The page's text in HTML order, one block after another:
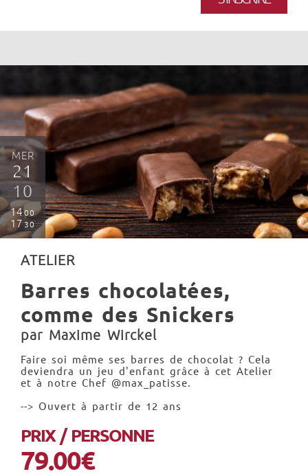
MER
21
10
1400
1730
ATELIER
Barres chocolatées,
comme des Snickers
par Maxime Wirckel
Faire soi même ses barres de chocolat ? Cela
deviendra un jeu d'enfant grâce à cet Atelier
et à notre Chef @max_patisse.
--> Ouvert à partir de 12 ans
PRIX / PERSONNE
79.00€